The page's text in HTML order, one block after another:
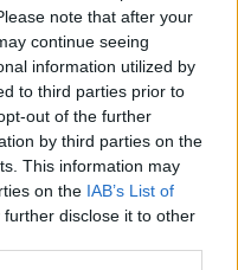
note that after your
continue seeing
information utilized by
to third parties prior to
out of the further
by third parties on the
This information may
on the IAB’s List of
further disclose it to other
Μεσόγειο .
μέσα
μέλη του
αλιευτικού
ήδη ξεκινήσει η
τους από
και μίας